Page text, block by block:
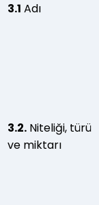
3.1 Adı
3.2. Niteliği, türü
ve miktarı